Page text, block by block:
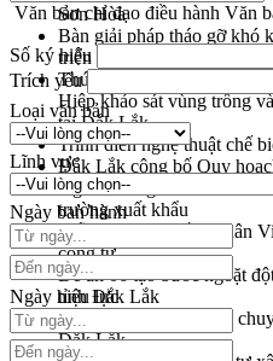
Sơn Hòa
Bàn giải pháp tháo gỡ khó
triển khai quy định EUDR
Thứ trưởng Bộ Nông
Hiệp khảo sát vùng trồng
tại Đắk Lắk
Trình diễn nghệ thuật chế
Đắk Lắk công bố Quy
Ngành cá ngừ Đắk Lắk
trường xuất khẩu
Diễn đàn Kinh tế tư nhân
công tư
Đề án 06 tạo bước ngoặt
tỉnh Đắk Lắk
Kết nối tour, đẩy mạnh
Đắk Lắk
Văn bản chỉ đạo điều hành Văn
Số ký hiệu
Trích yếu
Loại văn bản
Lĩnh vực
Ngày ban hành
Ngày hiệu lực